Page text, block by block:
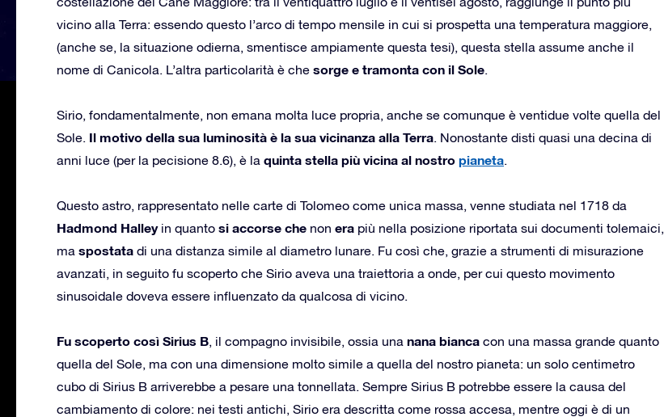
vicino alla Terra: essendo questo l’arco di tempo mensile in cui si prospetta una temperatura maggiore,
(anche se, la situazione odierna, smentisce ampiamente questa tesi), questa stella assume anche il
nome di Canicola. L’altra particolarità è che sorge e tramonta con il Sole.
Sirio, fondamentalmente, non emana molta luce propria, anche se comunque è ventidue volte quella del
Sole. Il motivo della sua luminosità è la sua vicinanza alla Terra. Nonostante disti quasi una decina di
anni luce (per la pecisione 8.6), è la quinta stella più vicina al nostro pianeta.
Questo astro, rappresentato nelle carte di Tolomeo come unica massa, venne studiata nel 1718 da
Hadmond Halleyin quanto si accorse che non era più nella posizione riportata sui documenti tolemaici,
ma spostata di una distanza simile al diametro lunare. Fu così che, grazie a strumenti di misurazione
avanzati, in seguito fu scoperto che Sirio aveva una traiettoria a onde, per cui questo movimento
sinusoidale doveva essere influenzato da qualcosa di vicino.
Fu scoperto così Sirius B, il compagno invisibile, ossia una nana bianca con una massa grande quanto
quella del Sole, ma con una dimensione molto simile a quella del nostro pianeta: un solo centimetro
cubo di Sirius B arriverebbe a pesare una tonnellata. Sempre Sirius B potrebbe essere la causa del
cambiamento di colore: nei testi antichi, Sirio era descritta come rossa accesa, mentre oggi è di un